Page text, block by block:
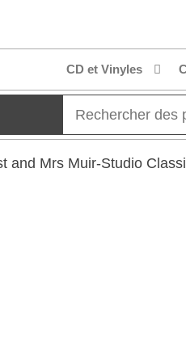
CD et Vinyles
and Mrs Muir-Studio